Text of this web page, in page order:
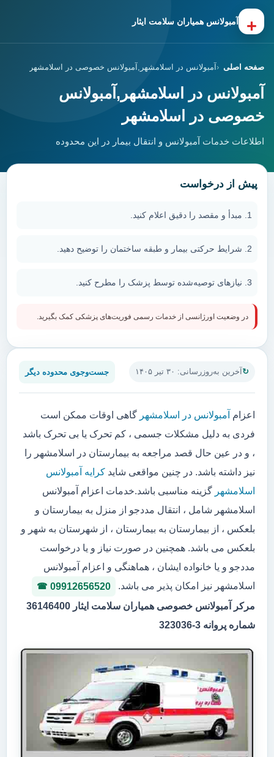
+ آمبولانس همیاران سلامت ایثار
صفحه اصلی آمبولانس در اسلامشهر,آمبولانس خصوصی در اسلامشهر
آمبولانس در اسلامشهر,آمبولانس
خصوصی در اسلامشهر
اطلاعات خدمات آمبولانس و انتقال بیمار در این محدوده
آخرین به‌روزرسانی: ۳۰ تیر ۱۴۰۵ جست‌وجوی محدوده دیگر
اعزام آمبولانس در اسلامشهر گاهی اوقات ممکن است
فردی به دلیل مشکلات جسمی ، کم تحرک یا بی تحرک باشد
، و در عین حال قصد مراجعه به بیمارستان در اسلامشهر را
نیز داشته باشد. در چنین مواقعی شاید کرایه آمبولانس
اسلامشهر گزینه مناسبی باشد.خدمات اعزام آمبولانس
اسلامشهر شامل ، انتقال مددجو از منزل به بیمارستان و
بلعکس ، از بیمارستان به بیمارستان ، از شهرستان به شهر و
بلعکس می باشد. همچنین در صورت نیاز و یا درخواست
مددجو و یا خانواده ایشان ، هماهنگی و اعزام آمبولانس
اسلامشهر نیز امکان پذیر می باشد.
09912656520
مرکر آمبولانس خصوصی همیاران سلامت ایثار 36146400
شماره پروانه 3-323036
پیش از درخواست
مبدأ و مقصد را دقیق اعلام کنید.
شرایط حرکتی بیمار و طبقه ساختمان را توضیح دهید.
نیازهای توصیه‌شده توسط پزشک را مطرح کنید.
در وضعیت اورژانسی از خدمات رسمی فوریت‌های پزشکی کمک بگیرید.